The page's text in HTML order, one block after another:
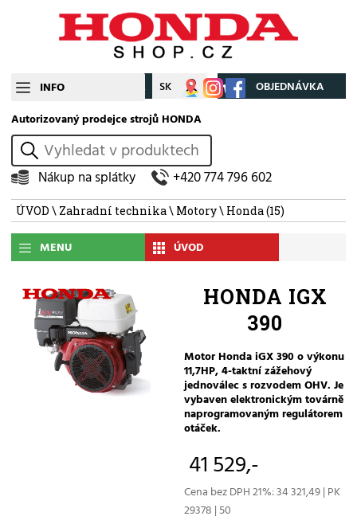
INFO CZ SK Můj účet OBJEDNÁVKA
Autorizovaný prodejce strojů HONDA
vyhledat
Nákup na splátky +420 774 796 602
ÚVOD \ Zahradní technika\ Motory\ Honda(15)
MENU ÚVOD
HONDA IGX
390
Motor Honda iGX 390 o výkonu
11,7HP, 4-taktní zážehový
jednoválec s rozvodem OHV. Je
vybaven elektronickým továrně
naprogramovaným regulátorem
otáček.
41 529,-
Cena bez DPH 21%: 34 321,49 | PK
29378 | 50